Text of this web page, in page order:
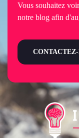
Vous souhaitez
notre blog afin